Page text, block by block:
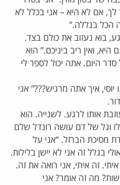
לך, אם לא היא – אני בכלל לא
הכל בגללה.”
בוא נעזוב את כולם בצד.
ואין ריב ביניכם.” הוא
סדר היום. אתה יכול לספר לי
איך אתה מרגיש???” אני
אותו לרגע. לשנייה. הוא
וגל של דם עושה רונדל שלם
מסיכת הברזל. “אני על
בגלל זה אני לא יישן בלילות.
זה איתי, אני רואה את זה.
מה זה אומר? אני